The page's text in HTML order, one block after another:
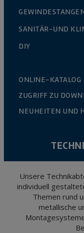
SANITÄR-UND
DIY
ONLINE-KATALOG
ZUGRIFF ZU
NEUHEITEN UND
Unsere
individuell
Themen rund
metallische